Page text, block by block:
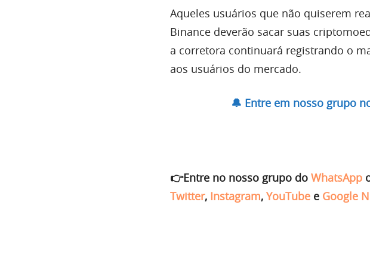
Aqueles usuários que não quiserem
Binance deverão sacar suas
a corretora continuará registrando o
aos usuários do mercado.
🔔 Entre em nosso grupo
👉Entre no nosso grupo do WhatsApp
Twitter, Instagram, YouTube e Google